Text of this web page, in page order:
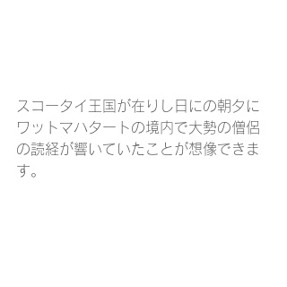
スコータイ王国が在りし日にの朝夕に
ワットマハタートの境内で大勢の僧侶
の読経が響いていたことが想像できま
す。